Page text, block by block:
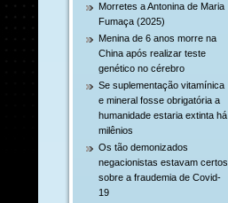
Morretes a Antonina de Maria
Fumaça (2025)
Menina de 6 anos morre na
China após realizar teste
genético no cérebro
Se suplementação vitamínica
e mineral fosse obrigatória a
humanidade estaria extinta há
milênios
Os tão demonizados
negacionistas estavam certos
sobre a fraudemia de Covid-
19